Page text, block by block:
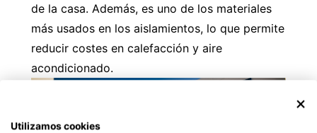
de la casa. Además, es uno de los materiales
más usados en los aislamientos, lo que permite
reducir costes en calefacción y aire
acondicionado.
Utilizamos cookies